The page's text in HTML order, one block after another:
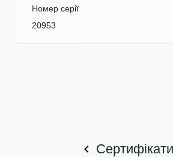
Номер серії
20953
Сертифікати